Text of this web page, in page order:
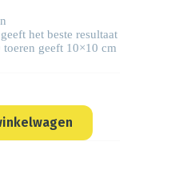
het beste resultaat
toeren geeft 10×10 cm